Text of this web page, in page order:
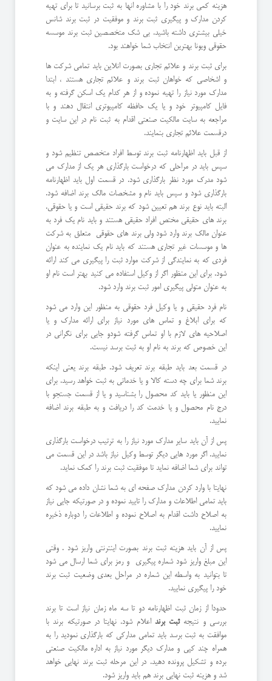
هزینه کمی برند خود را با مشاوره انها به ثبت برسانید تا برای تهیه
کردن مدارک و پیگیری ثبت برند و موفقیت در ثبت برند شانس
خیلی بیشتری داشته باشید. بی شک متخصصین ثبت برند موسسه
حقوقی ویونا بهترین انتخاب شما خواهند بود.
برای ثبت برند و علائم تجاری بصورت انلاین باید تمامی شرکت ها
و اشخاصی که خواهان ثبت برند و علائم تجاری هستند ، ابتدا
مدارک مورد نیاز را تهیه نموده و از هر کدام یک اسکن گرفته و به
فایل کامپیوتر خود و یا یک حافظه کامپیوتری انتقال دهند و با
مراجعه به سایت مالکیت صنعتی اقدام به ثبت نام در این سایت و
درقسمت علائم تجاری بنمایند.
از قبل باید اظهارنامه ثبت برند توسط افراد متخصص تنظیم شود و
سپس باید در مراحلی که درخواست بارگذاری هر یک از مدارک می
شود مدرک مورد نظر بارگذاری شود. در قسمت اول باید اظهارنامه
بارگذاری شود و سپس باید نام و مشخصات مالک برند اضافه شود.
البته باید نوع برند هم تعیین شود که برند حقیقی است و یا حقوقی.
برند های حقیقی مختص افراد حقیقی هستند و باید نام یک فرد به
عنوان مالک برند وارد شود ولی برند های حقوقی متعلق به شرکت
ها و موسسات غیر تجاری هستند که باید نام یک نماینده به عنوان
فردی که به نمایندگی از شرکت موارد ثبت را پیگیری می کند ارائه
شود. برای این منظور اگر از وکیل استفاده می کنید بهتر است نام او
به عنوان متولی پیگیری امور ثبت برند وارد شود.
نام فرد حقیقی و یا وکیل فرد حقوقی به منظور این وارد می شود
که برای ابلاغ و تماس های مورد نیاز برای ارائه مدارک و یا
اصلاحیه های لازم با او تماس گرفته شودو جایی برای نگرانی در
این خصوص که برند به نام او به ثبت برسد نیست.
در قسمت بعد باید طبقه برند تعریف شود. طبقه برند یعنی اینکه
برند شما برای چه دسته کالا و یا خدماتی به ثبت خواهد رسید. برای
این منظور یا باید کد محصول را بشناسید و یا از قسمت جستجو با
درج نام محصول و یا خدمت کد را دریافت و به طبقه برند اضافه
نمایید.
پس از آن باید سایر مدارک مورد نیاز را به ترتیب درخواست بارگذاری
نمایید. اگر مورد هایی دیگر توسط وکیل نیاز باشد در این قسمت می
تواند برای شما اضافه نماید تا موفقیت ثبت برند را کمک نماید.
نهایتا با وارد کردن مدارک صفحه ای به شما نشان داده می شود که
باید تمامی اطلاعات و مدارک را تایید نموده و در صورتیکه جایی نیاز
به اصلاح داشت اقدام به اصلاح نموده و اطلاعات را دوباره ذخیره
نمایید.
پس از آن باید هزینه ثبت برند بصورت اینترنتی واریز شود . وقتی
این مبلغ واریز شود شماره پیگیری و رمز برای شما ارسال می شود
تا بتوانید به واسطه این شماره در مراحل بعدی وضعیت ثبت برند
خود را پیگیری نمایید.
حدودا از زمان ثبت اظهارنامه دو تا سه ماه زمان نیاز است تا برند
بررسی و نتیجهثبت برند اعلام شود. نهایتا در صورتیکه برند با
موافقت به ثبت برسد باید تمامی مدارکی که بارگذاری نمودید را به
همراه چند کپی و مدارک دیگر مورد نیاز به اداره مالکیت صنعتی
برده و تشکیل پرونده دهید. در این مرحله ثبت برند نهایی خواهد
شد و هزینه ثبت نهایی برند هم باید واریز شود.